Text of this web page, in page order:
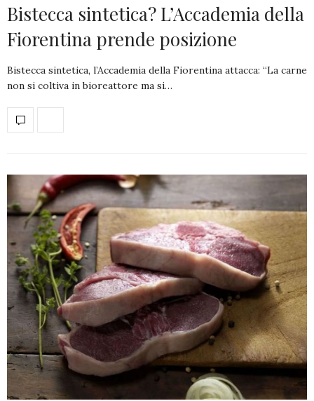
Bistecca sintetica? L’Accademia della
Fiorentina prende posizione
Bistecca sintetica, l’Accademia della Fiorentina attacca: “La carne
non si coltiva in bioreattore ma si…